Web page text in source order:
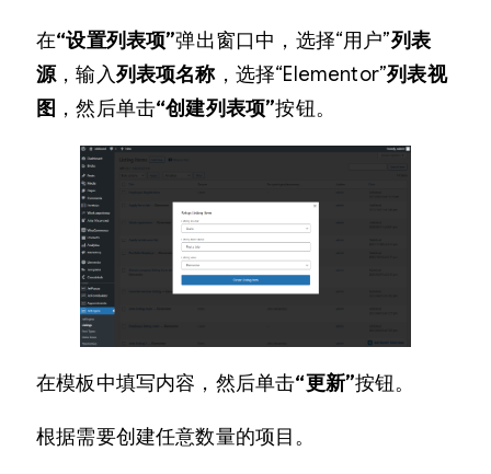
在“设置列表项”弹出窗口中，选择“用户”列表
源，输入列表项名称，选择“Elementor”列表视
图 ，然后单击“创建列表项”按钮。
在模板中填写内容，然后单击“更新”按钮。
根据需要创建任意数量的项目。